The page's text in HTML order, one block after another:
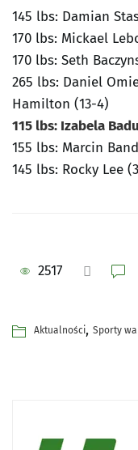
145 lbs: Damian
170 lbs: Mickael
170 lbs: Seth
265 lbs: Daniel
Hamilton (13-4)
115 lbs: Izabela
155 lbs: Marcin
145 lbs: Rocky Lee
2517
Aktualności, Sporty